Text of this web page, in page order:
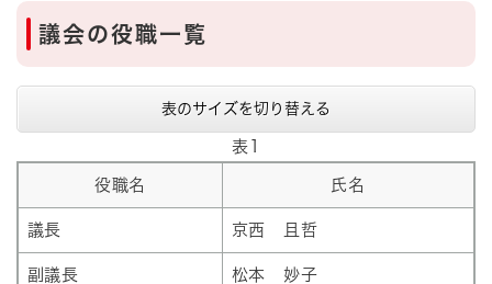
議会の役職一覧
表のサイズを切り替える
表1
役職名 氏名
議長 京西 且哲
副議長 松本 妙子